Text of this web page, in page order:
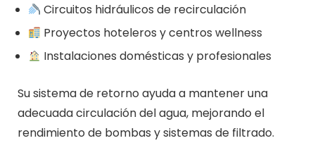
Circuitos hidráulicos de recirculación
Proyectos hoteleros y centros wellness
Instalaciones domésticas y profesionales
Su sistema de retorno ayuda a mantener una
adecuada circulación del agua, mejorando el
rendimiento de bombas y sistemas de filtrado.